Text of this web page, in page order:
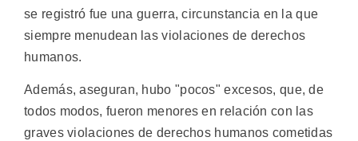
se registró fue una guerra, circunstancia en la que
siempre menudean las violaciones de derechos
humanos.
Además, aseguran, hubo "pocos" excesos, que, de
todos modos, fueron menores en relación con las
graves violaciones de derechos humanos cometidas